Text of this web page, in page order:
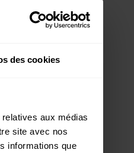
des cookies
aux médias
site avec nos
informations que